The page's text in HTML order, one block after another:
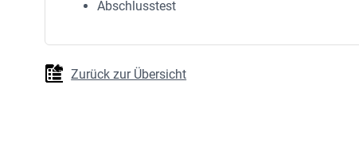
Abschlusstest
Zurück zur Übersicht